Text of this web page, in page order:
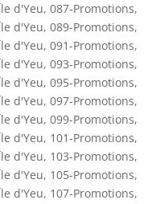
d'Yeu, 087-Promotions,
d'Yeu, 089-Promotions,
d'Yeu, 091-Promotions,
d'Yeu, 093-Promotions,
d'Yeu, 095-Promotions,
d'Yeu, 097-Promotions,
d'Yeu, 099-Promotions,
d'Yeu, 101-Promotions,
d'Yeu, 103-Promotions,
d'Yeu, 105-Promotions,
d'Yeu, 107-Promotions,